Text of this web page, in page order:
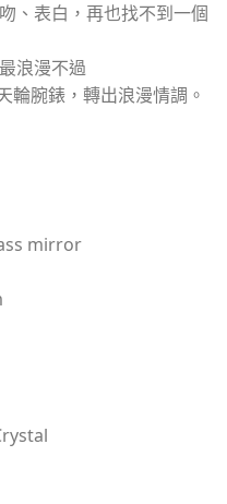
、表白，再也找不到一個
浪漫不過
腕錶，轉出浪漫情調。
mirror